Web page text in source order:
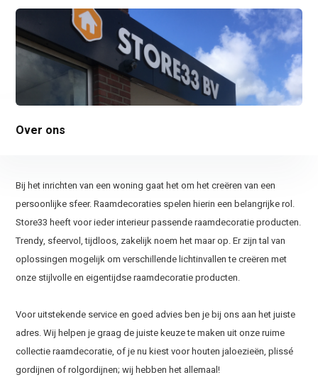
Over ons
Bij het inrichten van een woning gaat het om het creëren van een
persoonlijke sfeer. Raamdecoraties spelen hierin een belangrijke rol.
Store33 heeft voor ieder interieur passende raamdecoratie producten.
Trendy, sfeervol, tijdloos, zakelijk noem het maar op. Er zijn tal van
oplossingen mogelijk om verschillende lichtinvallen te creëren met
onze stijlvolle en eigentijdse raamdecoratie producten.
Voor uitstekende service en goed advies ben je bij ons aan het juiste
adres. Wij helpen je graag de juiste keuze te maken uit onze ruime
collectie raamdecoratie, of je nu kiest voor houten jaloezieën, plissé
gordijnen of rolgordijnen; wij hebben het allemaal!